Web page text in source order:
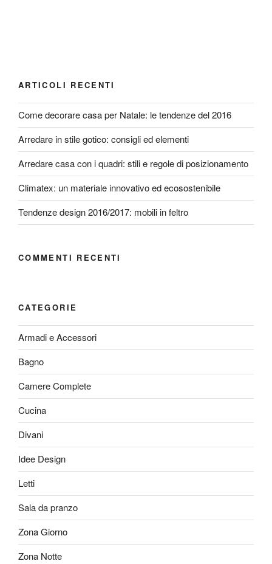
ARTICOLI RECENTI
Come decorare casa per Natale: le tendenze del 2016
Arredare in stile gotico: consigli ed elementi
Arredare casa con i quadri: stili e regole di posizionamento
Climatex: un materiale innovativo ed ecosostenibile
Tendenze design 2016/2017: mobili in feltro
COMMENTI RECENTI
CATEGORIE
Armadi e Accessori
Bagno
Camere Complete
Cucina
Divani
Idee Design
Letti
Sala da pranzo
Zona Giorno
Zona Notte